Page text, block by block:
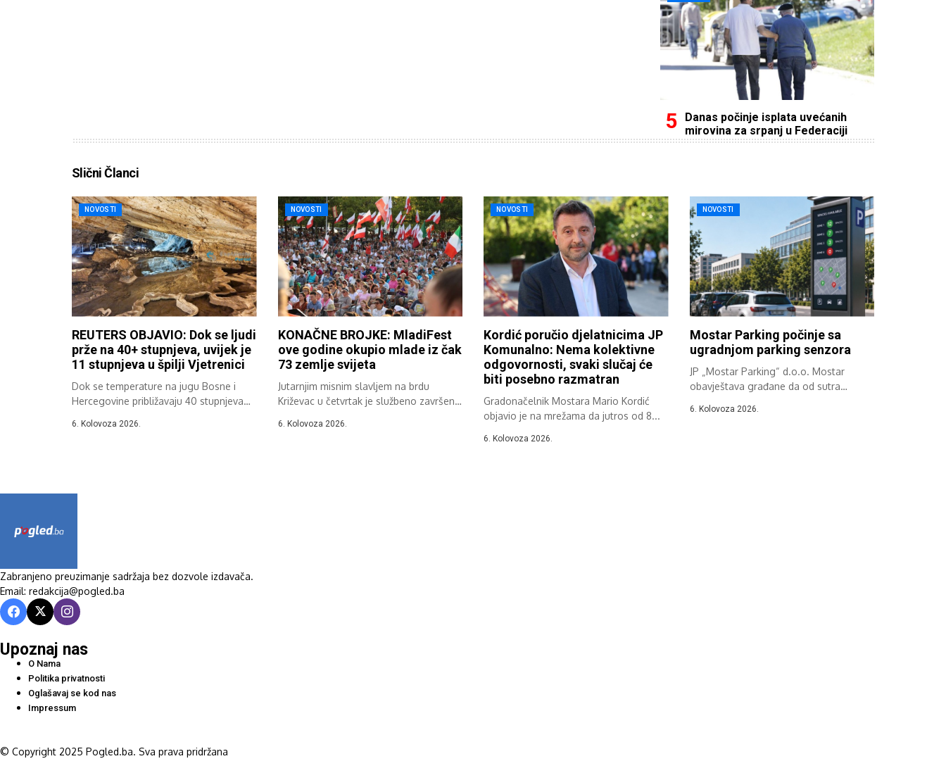
Danas počinje isplata uvećanih
mirovina za srpanj u Federaciji
Slični Članci
NOVOSTI
REUTERS OBJAVIO: Dok se ljudi
prže na 40+ stupnjeva, uvijek je
11 stupnjeva u špilji Vjetrenici
Dok se temperature na jugu Bosne i
Hercegovine približavaju 40 stupnjeva
6. Kolovoza 2026.
NOVOSTI
KONAČNE BROJKE: MladiFest
ove godine okupio mlade iz čak
73 zemlje svijeta
Jutarnjim misnim slavljem na brdu
Križevac u četvrtak je službeno završen
6. Kolovoza 2026.
NOVOSTI
Kordić poručio djelatnicima JP
Komunalno: Nema kolektivne
odgovornosti, svaki slučaj će
biti posebno razmatran
Gradonačelnik Mostara Mario Kordić
objavio je na mrežama da jutros od 8...
6. Kolovoza 2026.
NOVOSTI
Mostar Parking počinje sa
ugradnjom parking senzora
JP „Mostar Parking“ d.o.o. Mostar
obavještava građane da od sutra
6. Kolovoza 2026.
Zabranjeno preuzimanje sadržaja bez dozvole izdavača.
Email: redakcija@pogled.ba
Upoznaj nas
O Nama
Politika privatnosti
Oglašavaj se kod nas
Impressum
© Copyright 2025 Pogled.ba. Sva prava pridržana